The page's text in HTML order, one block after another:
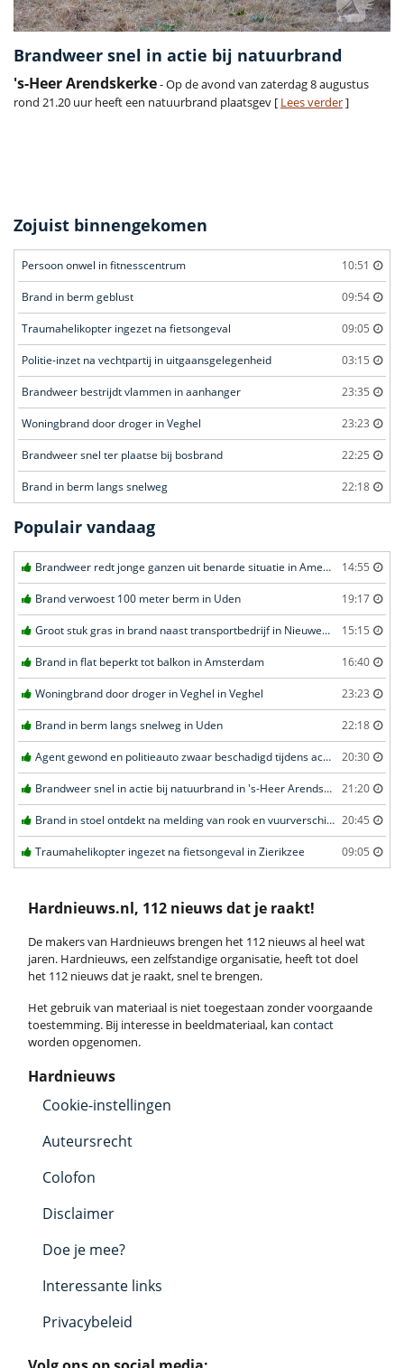
Brandweer snel in actie bij natuurbrand
's-Heer Arendskerke- Op de avond van zaterdag 8 augustus
rond 21.20 uur heeft een natuurbrand plaatsgev [ Lees verder]
Zojuist binnengekomen
Persoon onwel in fitnesscentrum 10:51
Brand in berm geblust 09:54
Traumahelikopter ingezet na fietsongeval 09:05
Politie-inzet na vechtpartij in uitgaansgelegenheid 03:15
Brandweer bestrijdt vlammen in aanhanger 23:35
Woningbrand door droger in Veghel 23:23
Brandweer snel ter plaatse bij bosbrand 22:25
Brand in berm langs snelweg 22:18
Populair vandaag
Brandweer redt jonge ganzen uit benarde situatie in Amersfoort 14:55
Brand verwoest 100 meter berm in Uden 19:17
Groot stuk gras in brand naast transportbedrijf in Nieuwegein 15:15
Brand in flat beperkt tot balkon in Amsterdam 16:40
Woningbrand door droger in Veghel in Veghel 23:23
Brand in berm langs snelweg in Uden 22:18
Agent gewond en politieauto zwaar beschadigd tijdens achtervolging in Uden 20:30
Brandweer snel in actie bij natuurbrand in 's-Heer Arendskerke 21:20
Brand in stoel ontdekt na melding van rook en vuurverschijnselen in portiekflat in Rotterdam 20:45
Traumahelikopter ingezet na fietsongeval in Zierikzee 09:05
Hardnieuws.nl, 112 nieuws dat je raakt!
De makers van Hardnieuws brengen het 112 nieuws al heel wat
jaren. Hardnieuws, een zelfstandige organisatie, heeft tot doel
het 112 nieuws dat je raakt, snel te brengen.
Het gebruik van materiaal is niet toegestaan zonder voorgaande
toestemming. Bij interesse in beeldmateriaal, kan contact
worden opgenomen.
Hardnieuws
Cookie-instellingen
Auteursrecht
Colofon
Disclaimer
Doe je mee?
Interessante links
Privacybeleid